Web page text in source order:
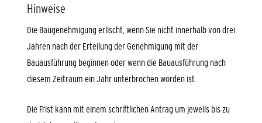
Hinweise
Die Baugenehmigung erlischt, wenn Sie nicht innerhalb von drei
Jahren nach der Erteilung der Genehmigung mit der
Bauausführung beginnen oder wenn die Bauausführung nach
diesem Zeitraum ein Jahr unterbrochen worden ist.
Die Frist kann mit einem schriftlichen Antrag um jeweils bis zu